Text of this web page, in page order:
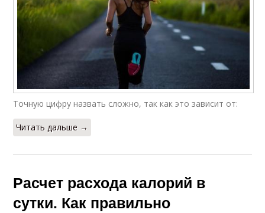
Точную цифру назвать сложно, так как это зависит от:
Читать дальше →
Расчет расхода калорий в
сутки. Как правильно